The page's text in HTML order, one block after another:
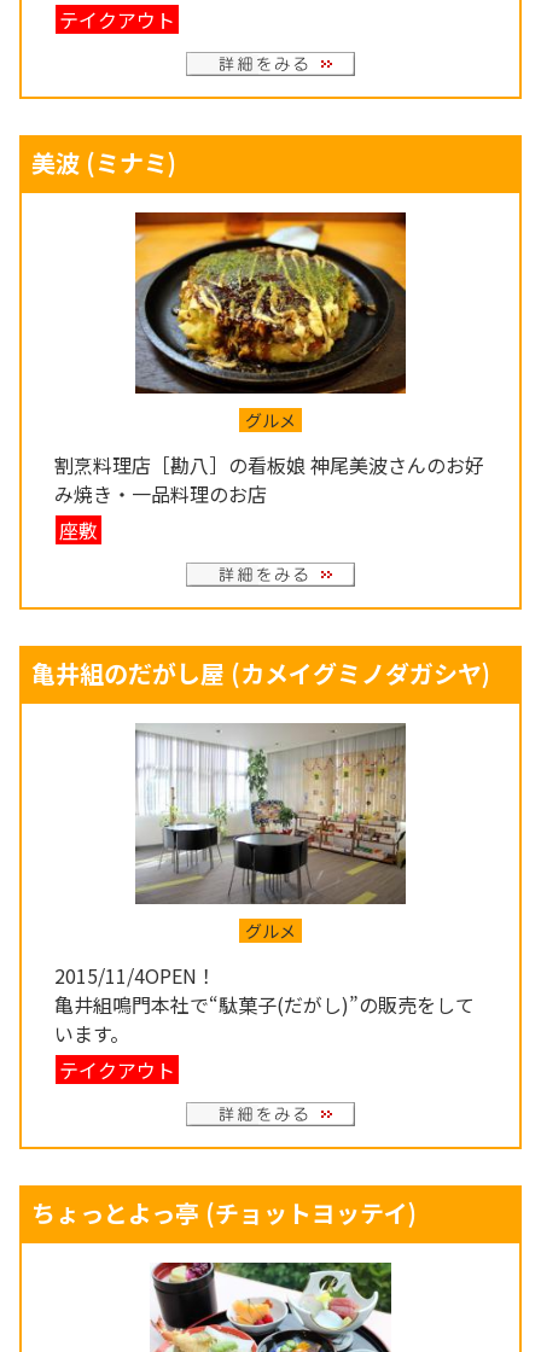
テイクアウト
美波 (ミナミ)
グルメ
割烹料理店［勘八］の看板娘 神尾美波さんのお好
み焼き・一品料理のお店
座敷
亀井組のだがし屋 (カメイグミノダガシヤ)
グルメ
2015/11/4OPEN！
亀井組鳴門本社で“駄菓子(だがし)”の販売をして
います。
テイクアウト
ちょっとよっ亭 (チョットヨッテイ)